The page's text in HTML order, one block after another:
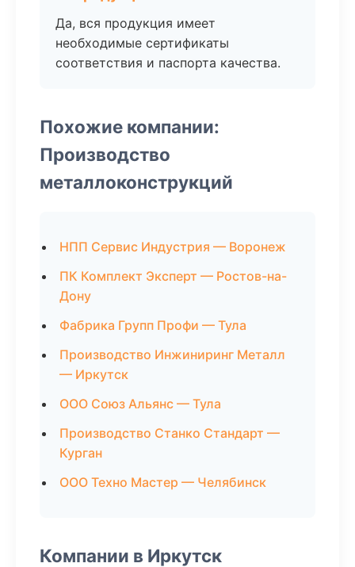
Да, вся продукция имеет
необходимые сертификаты
соответствия и паспорта качества.
Похожие компании:
Производство
металлоконструкций
НПП Сервис Индустрия — Воронеж
ПК Комплект Эксперт — Ростов-на-
Дону
Фабрика Групп Профи — Тула
Производство Инжиниринг Металл
— Иркутск
ООО Союз Альянс — Тула
Производство Станко Стандарт —
Курган
ООО Техно Мастер — Челябинск
Компании в Иркутск